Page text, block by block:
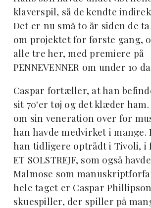
klaverspil, så de kendte
Det er nu små to år siden de
om projektet for første gang,
alle tre her, med premiere på
PENNEVENNER om under 10
Caspar fortæller, at han
sit 70'er tøj og det klæder
om sin veneration over for
han havde medvirket i mange.
han tidligere optrådt i Tivoli, i
ET SOLSTREJF, som også
Malmose som
hele taget er Caspar
skuespiller, der spiller på